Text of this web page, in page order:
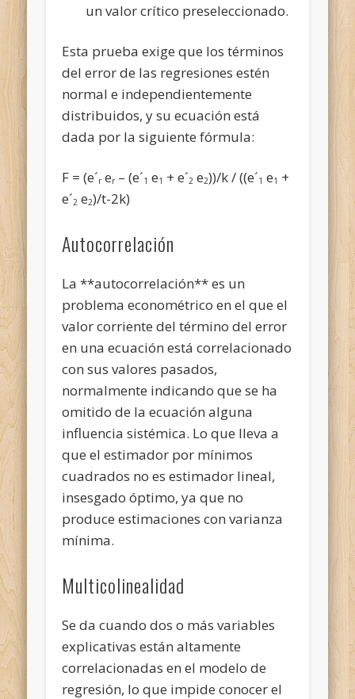
un valor crítico preseleccionado.
Esta prueba exige que los términos
del error de las regresiones estén
normal e independientemente
distribuidos, y su ecuación está
dada por la siguiente fórmula:
F = (e´r er – (e´1 e1 + e´2 e2))/k / ((e´1 e1 +
e´2 e2)/t-2k)
Autocorrelación
La **autocorrelación** es un
problema econométrico en el que el
valor corriente del término del error
en una ecuación está correlacionado
con sus valores pasados,
normalmente indicando que se ha
omitido de la ecuación alguna
influencia sistémica. Lo que lleva a
que el estimador por mínimos
cuadrados no es estimador lineal,
insesgado óptimo, ya que no
produce estimaciones con varianza
mínima.
Multicolinealidad
Se da cuando dos o más variables
explicativas están altamente
correlacionadas en el modelo de
regresión, lo que impide conocer el